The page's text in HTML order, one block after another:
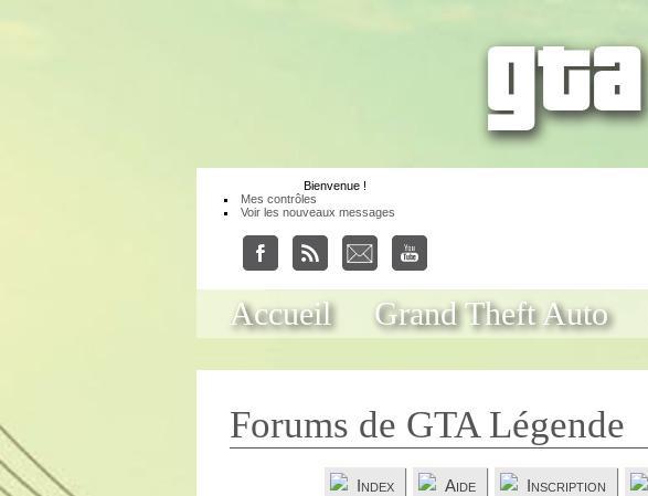
Bienvenue !
Mes contrôles
Voir les nouveaux messages
Accueil Grand Theft Auto
Forums de GTA Légende
Index Aide Inscription